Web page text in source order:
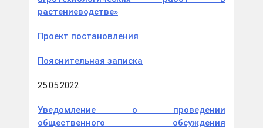
растениеводстве»
Проект постановления
Пояснительная записка
25.05.2022
Уведомление о проведении
общественного обсуждения